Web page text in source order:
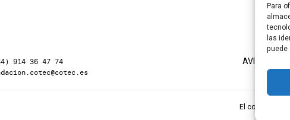
Para
las
914 36 47 74
AVISO LEGAL
El contenido